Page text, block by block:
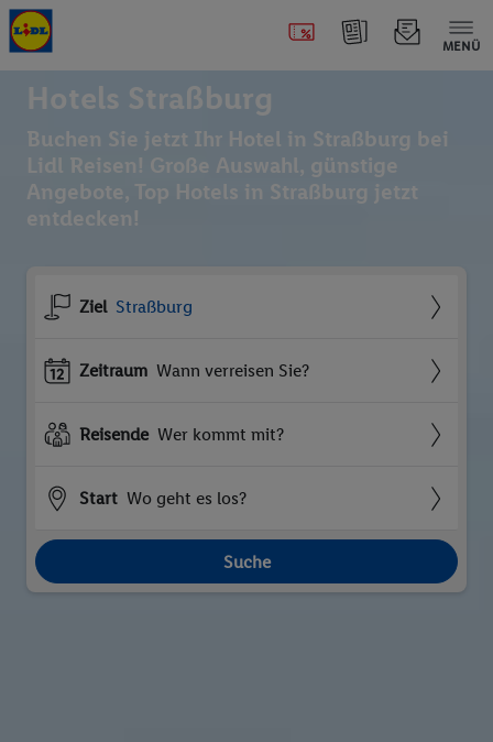
MENÜ
Hotels Straßburg
Buchen Sie jetzt Ihr Hotel in Straßburg bei
Lidl Reisen! Große Auswahl, günstige
Angebote, Top Hotels in Straßburg jetzt
entdecken!
Ziel Straßburg
Zeitraum Wann verreisen Sie?
Reisende Wer kommt mit?
Start Wo geht es los?
Suche